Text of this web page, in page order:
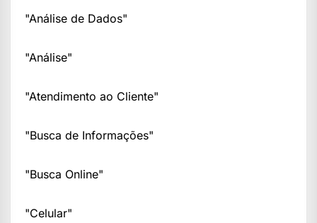
"Análise de Dados"
"Análise"
"Atendimento ao Cliente"
"Busca de Informações"
"Busca Online"
"Celular"